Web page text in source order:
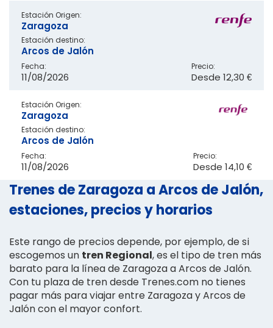
Estación Origen:
Zaragoza
Estación destino:
Arcos de Jalón
Fecha:
11/08/2026
Precio:
Desde 12,30 €
Estación Origen:
Zaragoza
Estación destino:
Arcos de Jalón
Fecha:
11/08/2026
Precio:
Desde 14,10 €
Trenes de Zaragoza a Arcos de Jalón,
estaciones, precios y horarios
Este rango de precios depende, por ejemplo, de si
escogemos un tren Regional, es el tipo de tren más
barato para la línea de Zaragoza a Arcos de Jalón.
Con tu plaza de tren desde Trenes.com no tienes
pagar más para viajar entre Zaragoza y Arcos de
Jalón con el mayor confort.